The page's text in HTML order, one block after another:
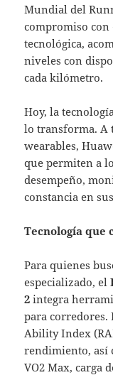
Mundial del
compromiso
tecnológica,
niveles con
cada kilómetro.
Hoy, la
lo transforma. A
wearables,
que permiten a
desempeño,
constancia en
Tecnología que
Para quienes
especializado, el
2 integra
para corredores.
Ability Index
rendimiento, así
VO2 Max, carga